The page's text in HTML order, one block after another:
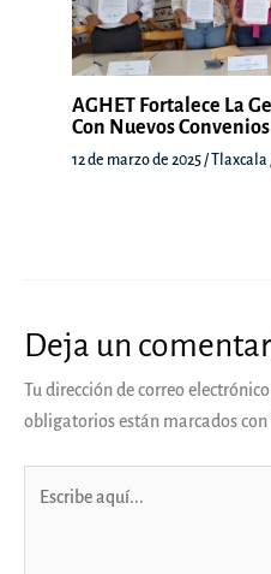
AGHET Fortalece La
Con Nuevos Convenios
12 de marzo de 2025/ Tlaxcala
Deja un
Tu dirección de correo
obligatorios están marcados con